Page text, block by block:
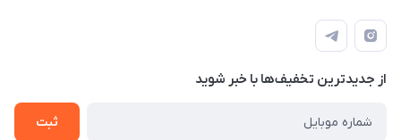
طبقه همکف واحد 131
درباره ما
تماس با ما
قوانین و مقررات
حریم خصوصی
راهنما
از جدید‌ترین تخفیف‌ها با‌ خبر شوید
ثبت